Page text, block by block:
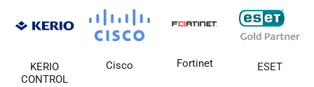
KERIO
CONTROL
Cisco Fortinet ESET